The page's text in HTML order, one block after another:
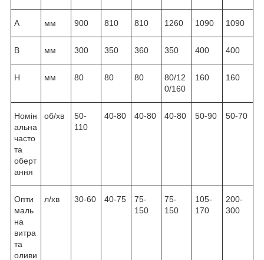
A мм 900 810 810 1260 1090 1090
B мм 300 350 360 350 400 400
H мм 80 80 80
80/12
0/160
160 160
Номін
альна
часто
та
оберт
ання
об/хв
50-
110
40-80 40-80 40-80 50-90 50-70
Опти
маль
на
витра
та
оливи
л/хв 30-60 40-75
75-
150
75-
150
105-
170
200-
300